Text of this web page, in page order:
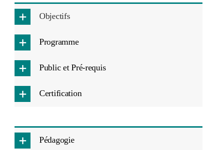
Objectifs
Programme
Public et Pré-requis
Certification
Pédagogie